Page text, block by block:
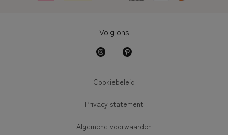
Volg ons
Cookiebeleid
Privacy statement
Algemene voorwaarden